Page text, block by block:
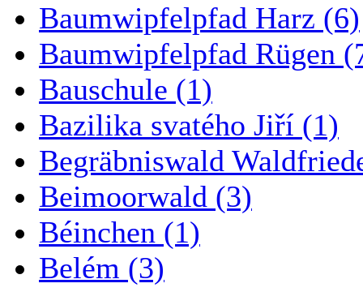
Baumwipfelpfad Harz (6)
Baumwipfelpfad Rügen
Bauschule (1)
Bazilika svatého Jiří (1)
Begräbniswald
Beimoorwald (3)
Béinchen (1)
Belém (3)